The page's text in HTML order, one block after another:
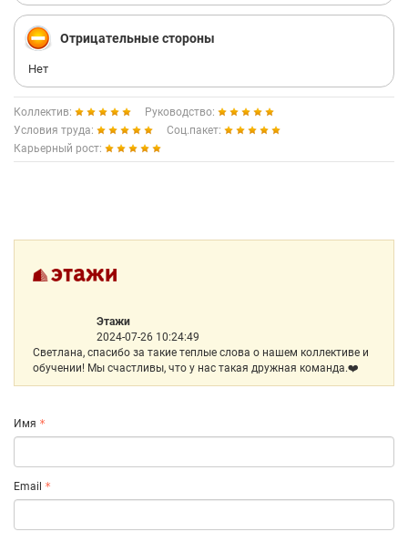
Отрицательные стороны
Нет
Коллектив:
Руководство:
Условия труда:
Соц.пакет:
Карьерный рост:
Этажи
2024-07-26 10:24:49
Светлана, спасибо за такие теплые слова о нашем коллективе и
обучении! Мы счастливы, что у нас такая дружная команда.❤️
Имя
Email